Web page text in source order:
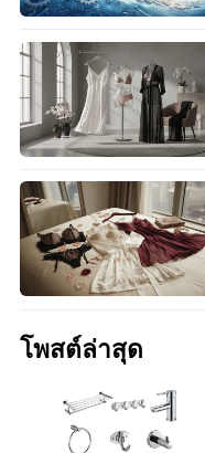
โพสต์ล่าสุด